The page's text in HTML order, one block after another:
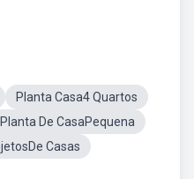
Planta Casa4 Quartos
Planta De CasaPequena
Casas